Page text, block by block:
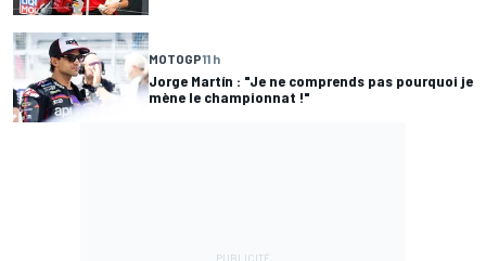
MOTOGP11 h
Jorge Martín : "Je ne comprends pas pourquoi je
mène le championnat !"